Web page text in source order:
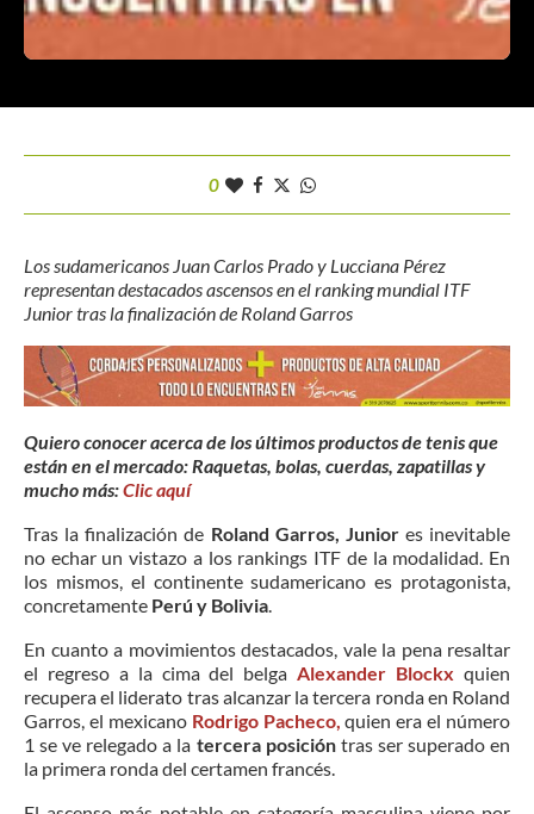
0
Los sudamericanos Juan Carlos Prado y Lucciana Pérez
representan destacados ascensos en el ranking mundial ITF
Junior tras la finalización de Roland Garros
Quiero conocer acerca de los últimos productos de tenis que
están en el mercado: Raquetas, bolas, cuerdas, zapatillas y
mucho más:Clic aquí
Tras la finalización de Roland Garros, Juniores inevitable
no echar un vistazo a los rankings ITF de la modalidad. En
los mismos, el continente sudamericano es protagonista,
concretamente Perú y Bolivia
En cuanto a movimientos destacados, vale la pena resaltar
el regreso a la cima del belga Alexander Blockx quien
recupera el liderato tras alcanzar la tercera ronda en Roland
Garros, el mexicano Rodrigo Pacheco, quien era el número
1 se ve relegado a la tercera posicióntras ser superado en
la primera ronda del certamen francés.